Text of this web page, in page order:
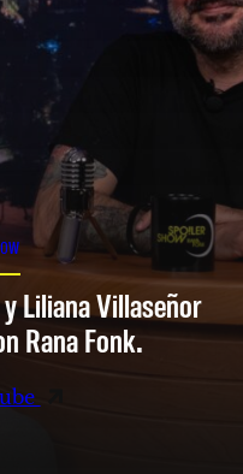
Liliana Villaseñor
Rana Fonk.